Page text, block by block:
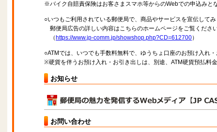
※バイク自賠責保険はお客さまスマホ等からのWebでの申込みと
○いつもご利用されている郵便局で、商品やサービスを宣伝して
郵便局広告の詳しい内容はこちらのホームページをご覧くださ
（ https://www.jp-comm.jp/showshop.php?CD=612700）
○ATMでは、いつでも手数料無料で、ゆうちょ口座のお預け入れ
※硬貨を伴うお預け入れ・お引き出しは、別途、ATM硬貨預払料
お知らせ
お問い合わせ